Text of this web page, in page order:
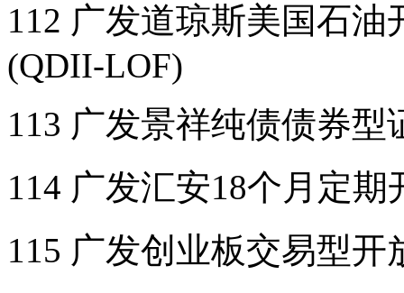
112 广发道琼斯美国石
(QDII-LOF)
113 广发景祥纯债债券型
114 广发汇安18个月定
115 广发创业板交易型